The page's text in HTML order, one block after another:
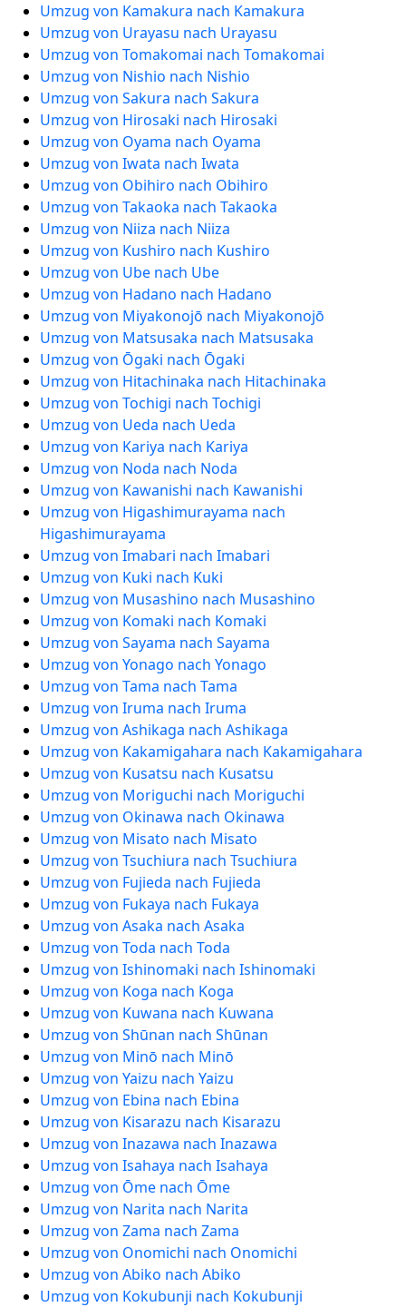
Umzug von Kamakura nach Kamakura
Umzug von Urayasu nach Urayasu
Umzug von Tomakomai nach Tomakomai
Umzug von Nishio nach Nishio
Umzug von Sakura nach Sakura
Umzug von Hirosaki nach Hirosaki
Umzug von Oyama nach Oyama
Umzug von Iwata nach Iwata
Umzug von Obihiro nach Obihiro
Umzug von Takaoka nach Takaoka
Umzug von Niiza nach Niiza
Umzug von Kushiro nach Kushiro
Umzug von Ube nach Ube
Umzug von Hadano nach Hadano
Umzug von Miyakonojō nach Miyakonojō
Umzug von Matsusaka nach Matsusaka
Umzug von Ōgaki nach Ōgaki
Umzug von Hitachinaka nach Hitachinaka
Umzug von Tochigi nach Tochigi
Umzug von Ueda nach Ueda
Umzug von Kariya nach Kariya
Umzug von Noda nach Noda
Umzug von Kawanishi nach Kawanishi
Umzug von Higashimurayama nach
Higashimurayama
Umzug von Imabari nach Imabari
Umzug von Kuki nach Kuki
Umzug von Musashino nach Musashino
Umzug von Komaki nach Komaki
Umzug von Sayama nach Sayama
Umzug von Yonago nach Yonago
Umzug von Tama nach Tama
Umzug von Iruma nach Iruma
Umzug von Ashikaga nach Ashikaga
Umzug von Kakamigahara nach Kakamigahara
Umzug von Kusatsu nach Kusatsu
Umzug von Moriguchi nach Moriguchi
Umzug von Okinawa nach Okinawa
Umzug von Misato nach Misato
Umzug von Tsuchiura nach Tsuchiura
Umzug von Fujieda nach Fujieda
Umzug von Fukaya nach Fukaya
Umzug von Asaka nach Asaka
Umzug von Toda nach Toda
Umzug von Ishinomaki nach Ishinomaki
Umzug von Koga nach Koga
Umzug von Kuwana nach Kuwana
Umzug von Shūnan nach Shūnan
Umzug von Minō nach Minō
Umzug von Yaizu nach Yaizu
Umzug von Ebina nach Ebina
Umzug von Kisarazu nach Kisarazu
Umzug von Inazawa nach Inazawa
Umzug von Isahaya nach Isahaya
Umzug von Ōme nach Ōme
Umzug von Narita nach Narita
Umzug von Zama nach Zama
Umzug von Onomichi nach Onomichi
Umzug von Abiko nach Abiko
Umzug von Kokubunji nach Kokubunji